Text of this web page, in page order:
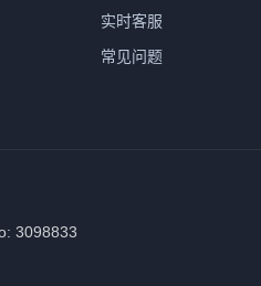
实时客服
常见问题
3098833